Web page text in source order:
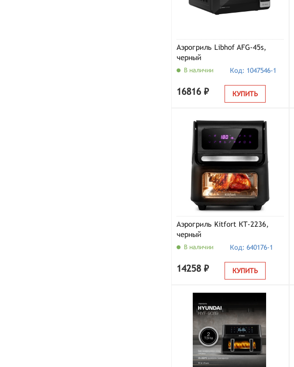
Аэрогриль Libhof AFG-45s,
черный
В наличии Код: 1047546-1
16816 ₽ КУПИТЬ
Аэрогриль Kitfort КТ-2236,
черный
В наличии Код: 640176-1
14258 ₽ КУПИТЬ